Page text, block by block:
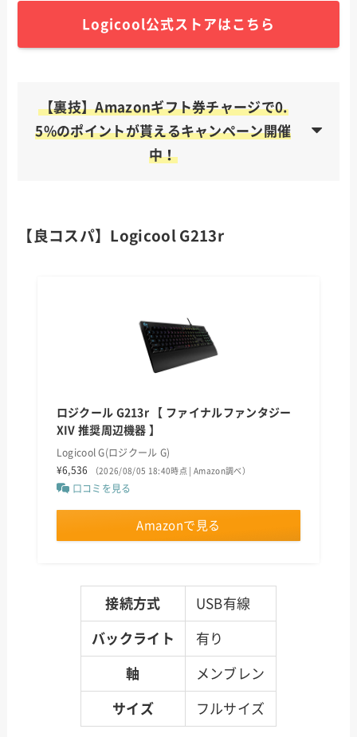
Logicool公式ストアはこちら
【裏技】Amazonギフト券チャージで0.
5%のポイントが貰えるキャンペーン開催
中！
お得なAmazonの利用方法を見る
0.5%もらえるキャンペーンの詳細を見る
【良コスパ】Logicool G213r
ロジクール G213r 【 ファイナルファンタジー
XIV 推奨周辺機器 】
Logicool G(ロジクール G)
¥6,536
（2026/08/05 18:40時点 | Amazon調べ）
口コミを見る
Amazonで見る
接続方式 USB有線
バックライト 有り
軸 メンブレン
サイズ フルサイズ